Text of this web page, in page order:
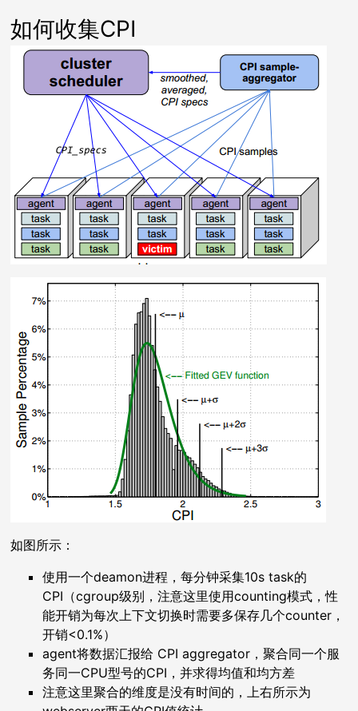
如何收集CPI
如图所示：
使用一个deamon进程，每分钟采集10s task的
CPI（cgroup级别，注意这里使用counting模式，性
能开销为每次上下文切换时需要多保存几个counter，
开销<0.1%）
agent将数据汇报给 CPI aggregator，聚合同一个服
务同一CPU型号的CPI，并求得均值和均方差
注意这里聚合的维度是没有时间的，上右所示为